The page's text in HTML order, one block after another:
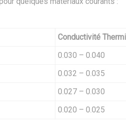
Conductivité
0.030 – 0.040
0.032 – 0.035
0.027 – 0.030
0.020 – 0.025